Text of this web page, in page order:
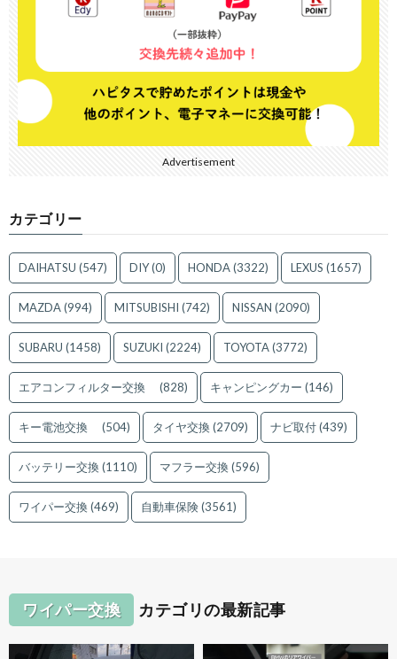
Advertisement
カテゴリー
DAIHATSU (547) DIY(0) HONDA(3322) LEXUS (1657)
MAZDA(994) MITSUBISHI (742) NISSAN (2090)
SUBARU (1458) SUZUKI (2224) TOYOTA(3772)
エアコンフィルター交換 (828) キャンピングカー (146)
キー電池交換 (504) タイヤ交換(2709) ナビ取付(439)
バッテリー交換(1110) マフラー交換(596)
ワイパー交換(469) 自動車保険(3561)
ワイパー交換 カテゴリの最新記事